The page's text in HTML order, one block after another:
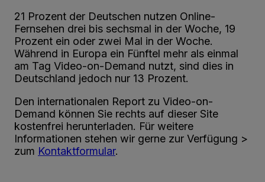
21 Prozent der Deutschen nutzen Online-
Fernsehen drei bis sechsmal in der Woche, 19
Prozent ein oder zwei Mal in der Woche.
Während in Europa ein Fünftel mehr als einmal
am Tag Video-on-Demand nutzt, sind dies in
Deutschland jedoch nur 13 Prozent.
Den internationalen Report zu Video-on-
Demand können Sie rechts auf dieser Site
kostenfrei herunterladen. Für weitere
Informationen stehen wir gerne zur Verfügung >
zum Kontaktformular.